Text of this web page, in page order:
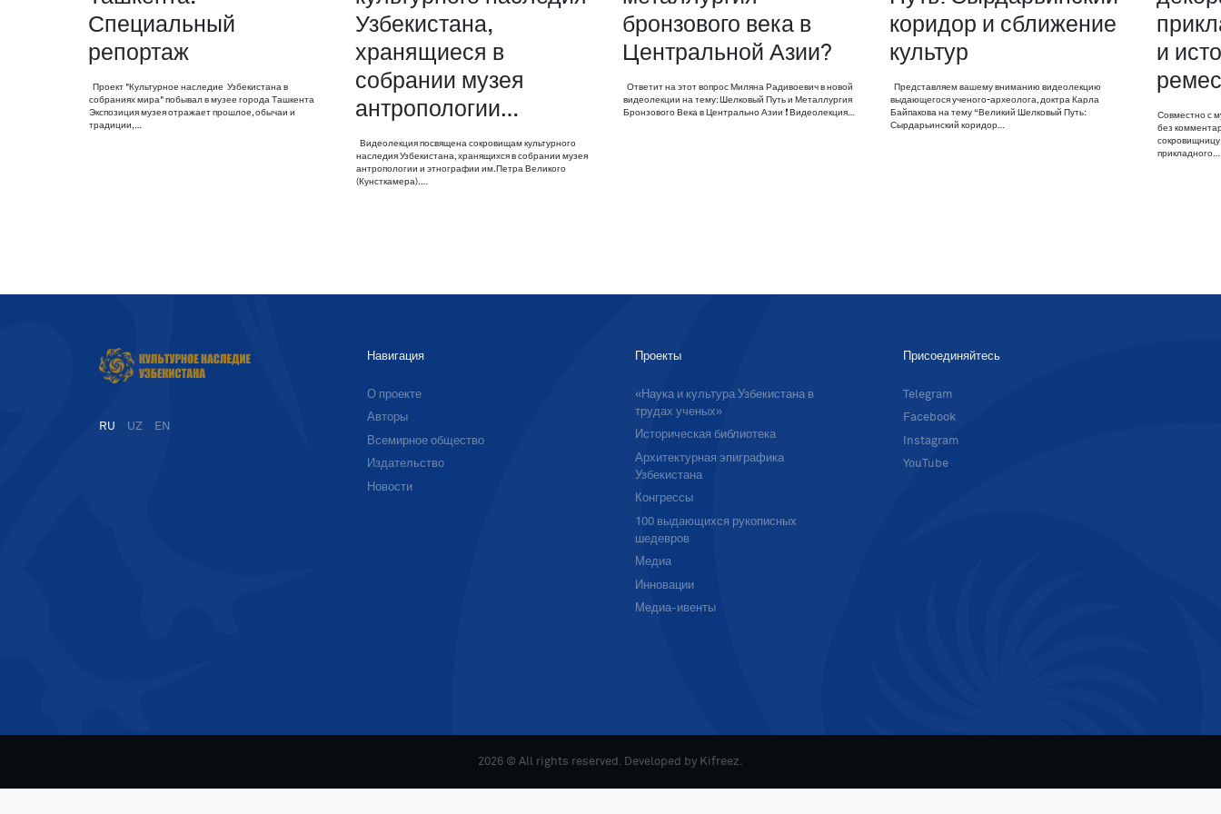
Специальный
репортаж
Проект "Культурное наследие Узбекистана в
собраниях мира" побывал в музее города Ташкента
Экспозиция музея отражает прошлое, обычаи и
традиции,…
Узбекистана,
хранящиеся в
собрании музея
антропологии…
Видеолекция посвящена сокровищам культурного
наследия Узбекистана, хранящихся в собрании музея
антропологии и этнографии им.Петра Великого
(Кунсткамера).…
бронзового века в
Центральной Азии?
Ответит на этот вопрос Миляна Радивоевич в новой
видеолекции на тему: Шелковый Путь и Металлургия
Бронзового Века в Центрально Азии ❗️ Видеолекция…
коридор и сближение
культур
Представляем вашему вниманию видеолекцию
выдающегося ученого-археолога, доктра Карла
Байпакова на тему “Великий Шелковый Путь:
Сырдарьинский коридор…
и
Совместно с
без
прикладного…
RU UZ EN
Навигация
О проекте
Авторы
Всемирное общество
Издательство
Новости
Проекты
«Наука и культура Узбекистана в
трудах ученых»
Историческая библиотека
Архитектурная эпиграфика
Узбекистана
Конгрессы
100 выдающихся рукописных
шедевров
Медиа
Инновации
Медиа-ивенты
Присоединяйтесь
Telegram
Facebook
Instagram
YouTube
2026 © All rights reserved. Developed by Kifreez.